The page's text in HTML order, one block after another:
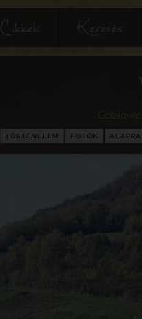
Cikkek Keresés
Gotalovec
TÖRTÉNELEM FOTÓK